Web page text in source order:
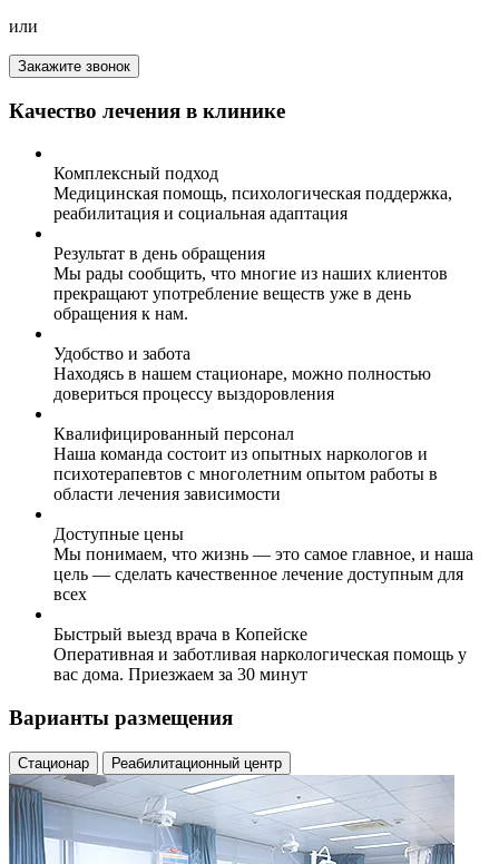
или
Закажите звонок
Качество лечения в клинике
Комплексный подход
Медицинская помощь, психологическая поддержка,
реабилитация и социальная адаптация
Результат в день обращения
Мы рады сообщить, что многие из наших клиентов
прекращают употребление веществ уже в день
обращения к нам.
Удобство и забота
Находясь в нашем стационаре, можно полностью
довериться процессу выздоровления
Квалифицированный персонал
Наша команда состоит из опытных наркологов и
психотерапевтов с многолетним опытом работы в
области лечения зависимости
Доступные цены
Мы понимаем, что жизнь — это самое главное, и наша
цель — сделать качественное лечение доступным для
всех
Быстрый выезд врача в Копейске
Оперативная и заботливая наркологическая помощь у
вас дома. Приезжаем за 30 минут
Варианты размещения
Стационар Реабилитационный центр